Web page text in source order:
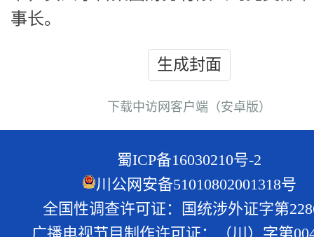
事长。
生成封面
下载中访网客户端（安卓版）
蜀ICP备16030210号-2
川公网安备51010802001318号
全国性调查许可证：国统涉外证字第
广播电视节目制作许可证：（川）字第